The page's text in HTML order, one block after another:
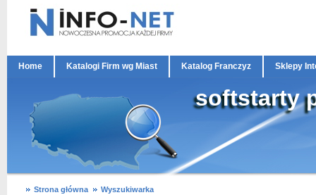
Home Katalogi Firm wg Miast Katalog Franczyz Sklepy
softstarty
Strona główna Wyszukiwarka